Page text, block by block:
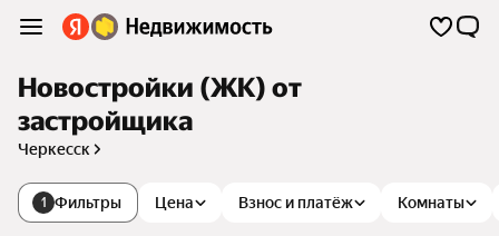
Новостройки (ЖК) от
застройщика
Черкесск
1 Фильтры Цена Взнос и платёж Комнаты